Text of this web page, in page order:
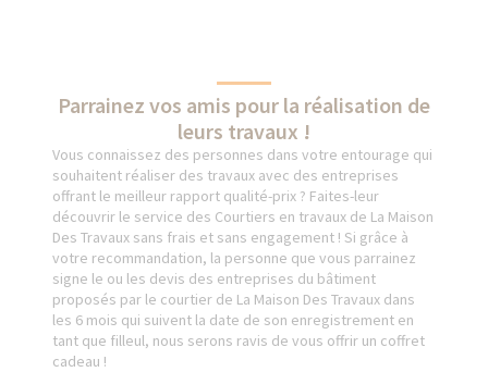
Parrainez vos amis pour la réalisation de
leurs travaux !
Vous connaissez des personnes dans votre entourage qui
souhaitent réaliser des travaux avec des entreprises
offrant le meilleur rapport qualité-prix ? Faites-leur
découvrir le service des Courtiers en travaux de La Maison
Des Travaux sans frais et sans engagement ! Si grâce à
votre recommandation, la personne que vous parrainez
signe le ou les devis des entreprises du bâtiment
proposés par le courtier de La Maison Des Travaux dans
les 6 mois qui suivent la date de son enregistrement en
tant que filleul, nous serons ravis de vous offrir un coffret
cadeau !